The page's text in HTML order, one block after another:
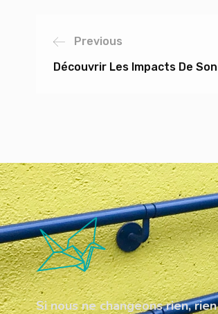
Previous
Découvrir Les Impacts De
Si nous ne changeons rien,